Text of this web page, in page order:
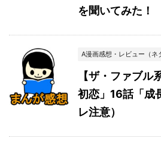
を聞いてみた！
A漫画感想・レビュー（ネ
【ザ・ファブル
初恋」16話「成
レ注意）